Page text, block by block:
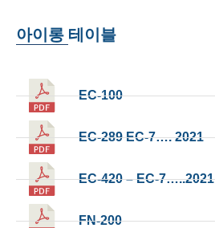
아이롱 테이블
EC-100
EC-289 EC-7…. 2021
EC-420 – EC-7…..2021
FN-200